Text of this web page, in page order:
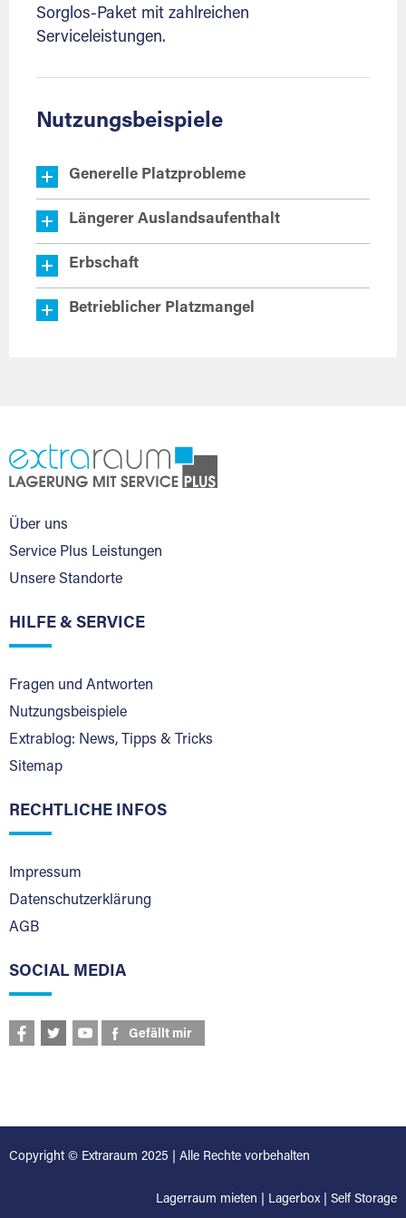
Sorglos-Paket mit zahlreichen
Serviceleistungen.
Nutzungsbeispiele
Generelle Platzprobleme
Längerer Auslandsaufenthalt
Erbschaft
Betrieblicher Platzmangel
Über uns
Service Plus Leistungen
Unsere Standorte
HILFE & SERVICE
Fragen und Antworten
Nutzungsbeispiele
Extrablog: News, Tipps & Tricks
Sitemap
RECHTLICHE INFOS
Impressum
Datenschutzerklärung
AGB
SOCIAL MEDIA
Gefällt mir
Copyright © Extraraum 2025 | Alle Rechte vorbehalten
Lagerraum mieten Lagerbox Self Storage